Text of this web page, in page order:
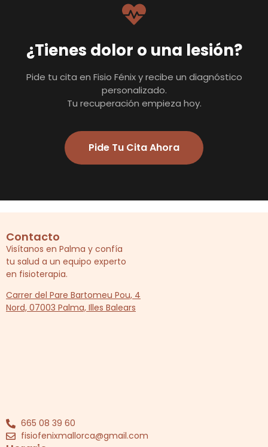
¿Tienes dolor o una lesión?
Pide tu cita en Fisio Fénix y recibe un diagnóstico
personalizado.
Tu recuperación empieza hoy.
Pide Tu Cita Ahora
Contacto
Visítanos en Palma y confía
tu salud a un equipo experto
en fisioterapia.
Carrer del Pare Bartomeu Pou, 4
Nord, 07003 Palma, Illes Balears
665 08 39 60
fisiofenixmallorca@gmail.com